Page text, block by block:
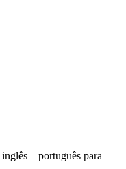
inglês – português para